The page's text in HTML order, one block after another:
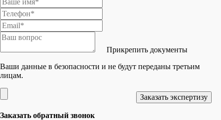
Прикрепить документы
Ваши данные в безопасности и не будут переданы третьим
лицам.
Заказать обратный звонок